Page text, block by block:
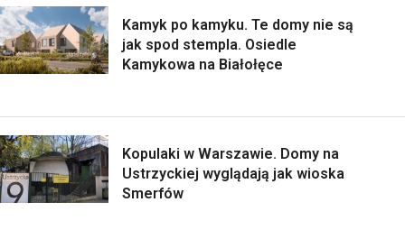
Kamyk po kamyku. Te domy nie są
jak spod stempla. Osiedle
Kamykowa na Białołęce
Kopulaki w Warszawie. Domy na
Ustrzyckiej wyglądają jak wioska
Smerfów